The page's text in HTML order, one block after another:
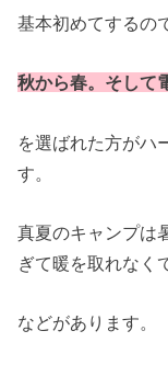
基本初めてするの
秋から春。そして
を選ばれた方がハ
す。
真夏のキャンプは
ぎて暖を取れなく
などがあります。